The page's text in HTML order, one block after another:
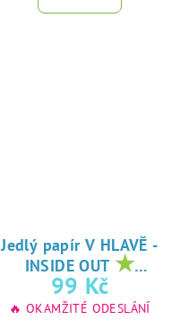
Jedlý papír V HLAVĚ -
INSIDE OUT ★
oblíbený tisk na
jedlý papír
99 Kč
🔥 OKAMŽITÉ ODESLÁNÍ